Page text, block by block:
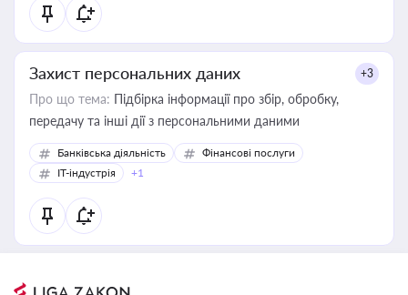
Захист персональних даних +3
Про що тема: Підбірка інформації про збір, обробку,
передачу та інші дії з персональними даними
Банківська діяльність
Фінансові послуги
IT-індустрія
+1